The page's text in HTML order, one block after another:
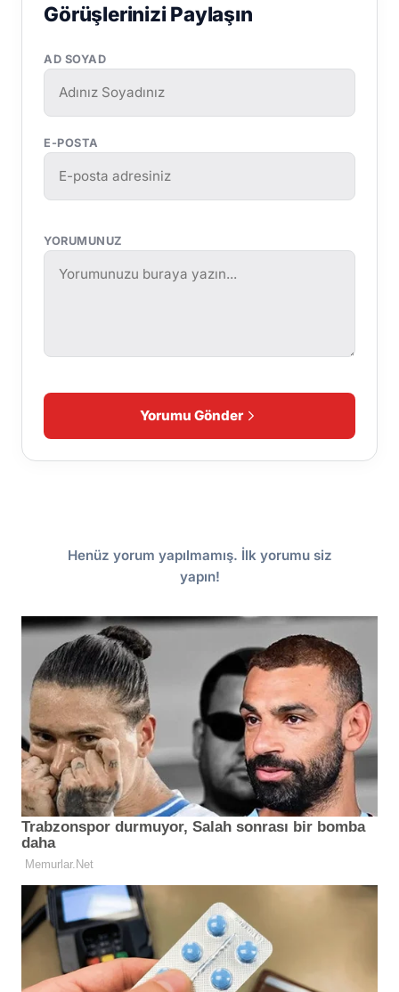
Görüşlerinizi Paylaşın
AD SOYAD
E-POSTA
YORUMUNUZ
Yorumu Gönder
Henüz yorum yapılmamış. İlk yorumu siz
yapın!